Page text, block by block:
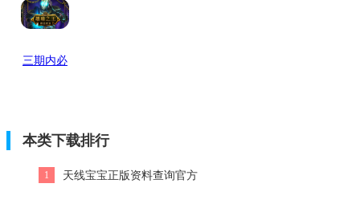
三期内必
本类下载排行
1 天线宝宝正版资料查询官方